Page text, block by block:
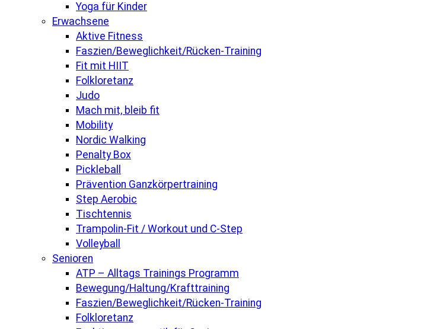
Yoga für Kinder
Erwachsene
Aktive Fitness
Faszien/Beweglichkeit/Rücken-Training
Fit mit HIIT
Folkloretanz
Judo
Mach mit, bleib fit
Mobility
Nordic Walking
Penalty Box
Pickleball
Prävention Ganzkörpertraining
Step Aerobic
Tischtennis
Trampolin-Fit / Workout und C-Step
Volleyball
Senioren
ATP – Alltags Trainings Programm
Bewegung/Haltung/Krafttraining
Faszien/Beweglichkeit/Rücken-Training
Folkloretanz